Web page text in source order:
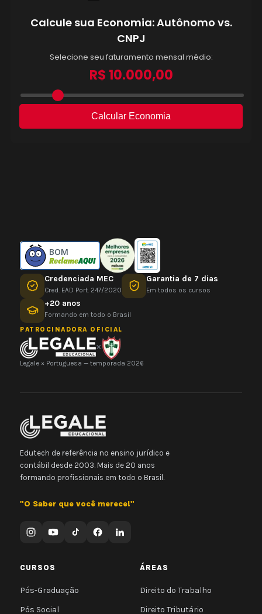
BOM
Credenciada MEC
Cred. EAD Port. 247/2020
Garantia de 7 dias
Em todos os cursos
+20 anos
Formando em todo o Brasil
PATROCINADORA OFICIAL
×
Legale × Portuguesa — temporada 2026
Edutech de referência no ensino jurídico e
contábil desde 2003. Mais de 20 anos
formando profissionais em todo o Brasil.
"O Saber que você merece!"
CURSOS
Pós-Graduação
Pós Social
ÁREAS
Direito do Trabalho
Direito Tributário